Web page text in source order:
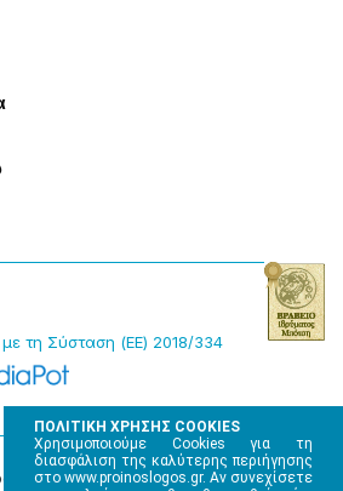
ΠΟΛΙΤΙΚΗ ΧΡΗΣΗΣ COOKIES
Χρησιμοποιούμε Cookies για τη
διασφάλιση της καλύτερης περιήγησης
στο www.proinoslogos.gr. Αν συνεχίσετε
τη Σύσταση (ΕΕ) 2018/334
Πɩστοποίησης Μ.Η.Τ. 220242